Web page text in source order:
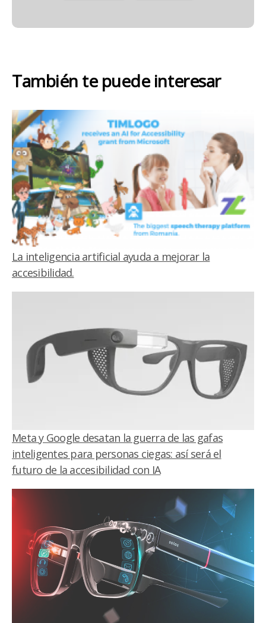
También te puede interesar
La inteligencia artificial ayuda a mejorar la
accesibilidad.
Meta y Google desatan la guerra de las gafas
inteligentes para personas ciegas: así será el
futuro de la accesibilidad con IA